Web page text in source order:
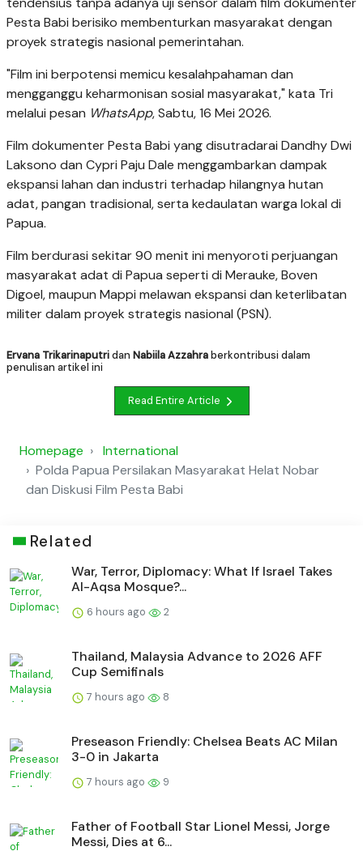
Pesta Babi berisiko membenturkan masyarakat dengan
proyek strategis nasional pemerintahan.
"Film ini berpotensi memicu kesalahpahaman dan
mengganggu keharmonisan sosial masyarakat," kata Tri
melalui pesan WhatsApp, Sabtu, 16 Mei 2026.
Film dokumenter Pesta Babi yang disutradarai Dandhy Dwi
Laksono dan Cypri Paju Dale menggambarkan dampak
ekspansi lahan dan industri terhadap hilangnya hutan
adat, pangan tradisional, serta kedaulatan warga lokal di
Papua.
Film berdurasi sekitar 90 menit ini menyoroti perjuangan
masyarakat adat di Papua seperti di Merauke, Boven
Digoel, maupun Mappi melawan ekspansi dan keterlibatan
militer dalam proyek strategis nasional (PSN).
Ervana Trikarinaputridan Nabiila Azzahraberkontribusi dalam
penulisan artikel ini
Read Entire Article
Homepage
International
Polda Papua Persilakan Masyarakat Helat Nobar
dan Diskusi Film Pesta Babi
Related
War, Terror, Diplomacy: What If Israel Takes
Al-Aqsa Mosque?...
6 hours ago 2
Thailand, Malaysia Advance to 2026 AFF
Cup Semifinals
7 hours ago 8
Preseason Friendly: Chelsea Beats AC Milan
3-0 in Jakarta
7 hours ago 9
Father of Football Star Lionel Messi, Jorge
Messi, Dies at 6...